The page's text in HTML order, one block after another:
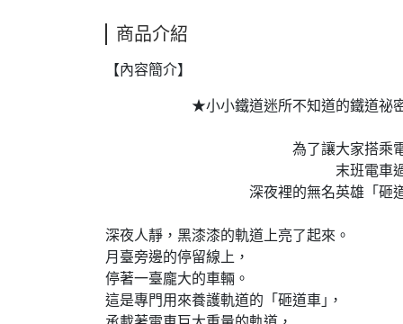
商品介紹
【內容簡介】
★小小鐵道迷所不知道的鐵道祕密
為了讓大家搭乘電車更
末班電車過後
深夜裡的無名英雄「砸道車」
深夜人靜，黑漆漆的軌道上亮了起來。
月臺旁邊的停留線上，
停著一臺龐大的車輛。
這是專門用來養護軌道的「砸道車｣，